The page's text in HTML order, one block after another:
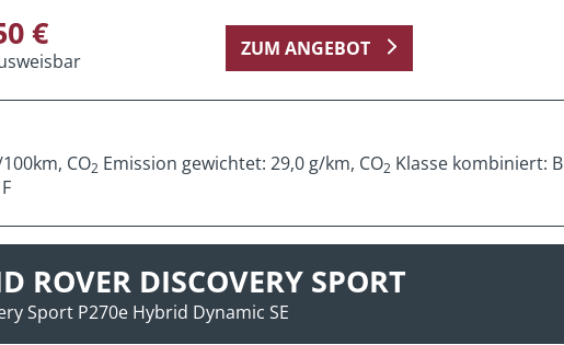
€ ZUM ANGEBOT
CO2 Emission gewichtet: 29,0 g/km, CO2 Klasse kombiniert: B
ROVER DISCOVERY SPORT
Sport P270e Hybrid Dynamic SE